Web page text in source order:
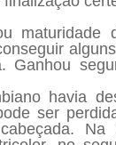
maturidade
Ganhou
havia
ser
Na